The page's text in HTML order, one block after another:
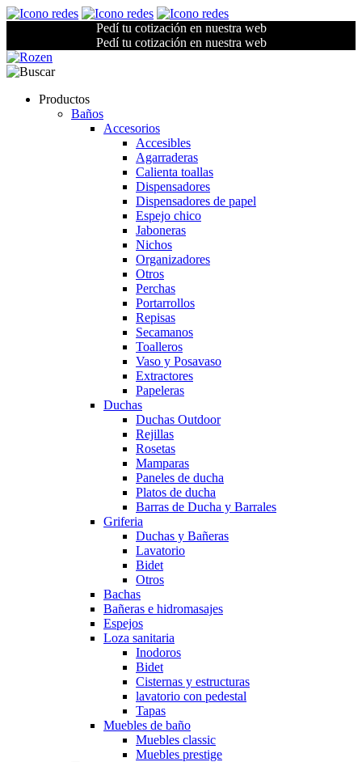
Pedí tu cotización en nuestra web
Pedí tu cotización en nuestra web
Productos
Baños
Accesorios
Accesibles
Agarraderas
Calienta toallas
Dispensadores
Dispensadores de papel
Espejo chico
Jaboneras
Nichos
Organizadores
Otros
Perchas
Portarrollos
Repisas
Secamanos
Toalleros
Vaso y Posavaso
Extractores
Papeleras
Duchas
Duchas Outdoor
Rejillas
Rosetas
Mamparas
Paneles de ducha
Platos de ducha
Barras de Ducha y Barrales
Griferia
Duchas y Bañeras
Lavatorio
Bidet
Otros
Bachas
Bañeras e hidromasajes
Espejos
Loza sanitaria
Inodoros
Bidet
Cisternas y estructuras
lavatorio con pedestal
Tapas
Muebles de baño
Muebles classic
Muebles prestige